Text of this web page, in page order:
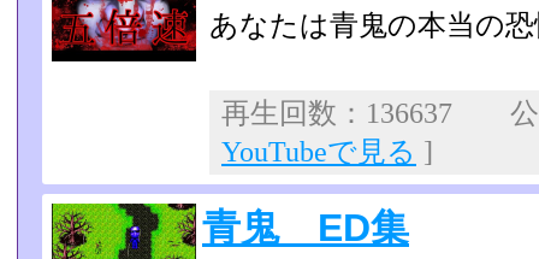
あなたは青鬼の本当の
再生回数：136637
YouTubeで見る ]
青鬼 ED集